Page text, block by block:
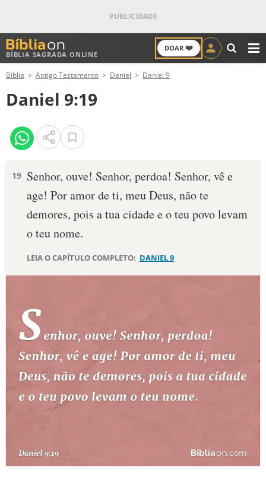
BÍBLIA SAGRADA ONLINE
DOAR ❤️
ANTIGO TESTAMENTO
NOVO TESTAMENTO
VERSÍCULOS
PALAVRA DO DIA
SALMO DO DIA
DEVOCIONAL DIÁRIO
ESTUDOS BÍBLICOS
ESBOÇOS DE PREGAÇÃO
TEMAS
PERGUNTE À BÍBLIA
QUEM SOMOS
Bíblia Antigo Testamento Daniel Daniel 9
Daniel 9:19
19 Senhor, ouve! Senhor, perdoa! Senhor, vê e
age! Por amor de ti, meu Deus, não te
demores, pois a tua cidade e o teu povo levam
o teu nome.
LEIA O CAPÍTULO COMPLETO: DANIEL 9